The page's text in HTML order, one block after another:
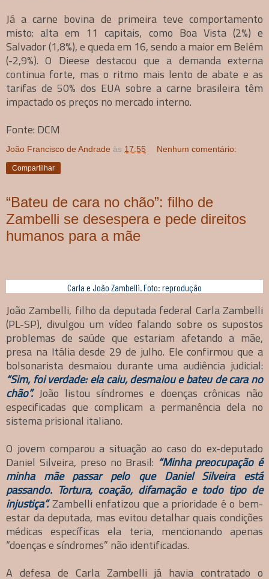
Já a carne bovina de primeira teve comportamento
misto: alta em 11 capitais, como Boa Vista (2%) e
Salvador (1,8%), e queda em 16, sendo a maior em Belém
(-2,9%). O Dieese destacou que a demanda externa
continua forte, mas o ritmo mais lento de abate e as
tarifas de 50% dos EUA sobre a carne brasileira têm
impactado os preços no mercado interno.
Fonte: DCM
João Francisco de Andrade às 17:55 Nenhum comentário:
Compartilhar
“Bateu de cara no chão”: filho de
Zambelli se desespera e pede direitos
humanos para a mãe
Carla e João Zambelli. Foto: reprodução
João Zambelli, filho da deputada federal Carla Zambelli
(PL-SP), divulgou um vídeo falando sobre os supostos
problemas de saúde que estariam afetando a mãe,
presa na Itália desde 29 de julho. Ele confirmou que a
bolsonarista desmaiou durante uma audiência judicial:
“Sim, foi verdade: ela caiu, desmaiou e bateu de cara no
chão”.João listou síndromes e doenças crônicas não
especificadas que complicam a permanência dela no
sistema prisional italiano.
O jovem comparou a situação ao caso do ex-deputado
Daniel Silveira, preso no Brasil: “Minha preocupação é
minha mãe passar pelo que Daniel Silveira está
passando. Tortura, coação, difamação e todo tipo de
injustiça”.Zambelli enfatizou que a prioridade é o bem-
estar da deputada, mas evitou detalhar quais condições
médicas específicas ela teria, mencionando apenas
“doenças e síndromes” não identificadas.
A defesa de Carla Zambelli já havia contratado o